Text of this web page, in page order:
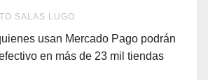
SALAS LUGO
usan Mercado Pago podrán
en más de 23 mil tiendas